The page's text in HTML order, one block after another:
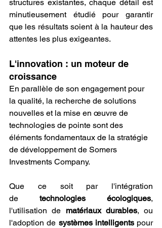
structures existantes, chaque détail est
minutieusement étudié pour garantir
que les résultats soient à la hauteur des
attentes les plus exigeantes.
L'innovation : un moteur de
croissance
En parallèle de son engagement pour
la qualité, la recherche de solutions
nouvelles et la mise en œuvre de
technologies de pointe sont des
éléments fondamentaux de la stratégie
de développement de Somers
Investments Company.
Que ce soit par l'intégration
de technologies écologiques,
l'utilisation de matériaux durables, ou
l'adoption de systèmes intelligents pour